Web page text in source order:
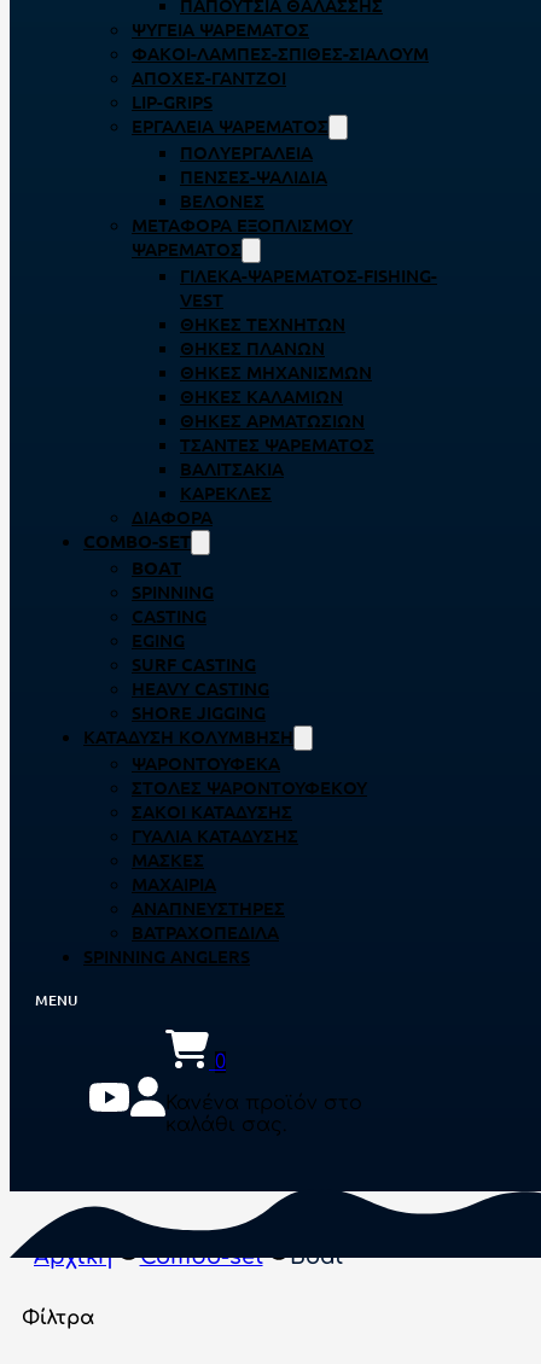
ΠΑΠΟΎΤΣΙΑ ΘΑΛΆΣΣΗΣ
ΨΥΓΕΊΑ ΨΑΡΈΜΑΤΟΣ
ΦΑΚΟΊ-ΛΆΜΠΕΣ-ΣΠΊΘΕΣ-ΣΊΑΛΟΥΜ
ΑΠΌΧΕΣ-ΓΆΝΤΖΟΙ
LIP-GRIPS
EΡΓΑΛΕΊΑ ΨΑΡΈΜΑΤΟΣ
ΠΟΛΥΕΡΓΑΛΕΊΑ
ΠΈΝΣΕΣ-ΨΑΛΊΔΙΑ
ΒΕΛΌΝΕΣ
ΜΕΤΑΦΟΡΆ ΕΞΟΠΛΙΣΜΟΎ
ΨΑΡΈΜΑΤΟΣ
ΓΙΛΈΚΑ-ΨΑΡΈΜΑΤΟΣ-FISHING-
VEST
ΘΉΚΕΣ ΤΕΧΝΗΤΏΝ
ΘΉΚΕΣ ΠΛΆΝΩΝ
ΘΉΚΕΣ ΜΗΧΑΝΙΣΜΏΝ
ΘΉΚΕΣ ΚΑΛΑΜΙΏΝ
ΘΉΚΕΣ ΑΡΜΑΤΩΣΙΏΝ
ΤΣΆΝΤΕΣ ΨΑΡΈΜΑΤΟΣ
ΒΑΛΙΤΣΆΚΙΑ
ΚΑΡΈΚΛΕΣ
ΔΙΆΦΟΡΑ
COMBO-SET
BOAT
SPINNING
CASTING
EGING
SURF CASTING
HEAVY CASTING
SHORE JIGGING
ΚΑΤΆΔΥΣΗ ΚΟΛΎΜΒΗΣΗ
ΨΑΡΟΝΤΟΎΦΕΚΑ
ΣΤΟΛΈΣ ΨΑΡΟΝΤΟΎΦΕΚΟΥ
ΣΆΚΟΙ ΚΑΤΆΔΥΣΗΣ
ΓΥΑΛΙΆ ΚΑΤΆΔΥΣΗΣ
ΜΆΣΚΕΣ
ΜΑΧΑΊΡΙΑ
ΑΝΑΠΝΕΥΣΤΉΡΕΣ
ΒΑΤΡΑΧΟΠΈΔΙΛΑ
SPINNING ANGLERS
0
Κανένα προϊόν στο
καλάθι σας.
Αρχική Combo-set Boat
Φίλτρα